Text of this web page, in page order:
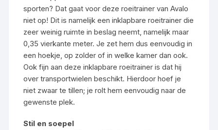
sporten? Dat gaat voor deze roeitrainer van Avalo
niet op! Dit is namelijk een inklapbare roeitrainer die
zeer weinig ruimte in beslag neemt, namelijk maar
0,35 vierkante meter. Je zet hem dus eenvoudig in
een hoekje, op zolder of in welke kamer dan ook.
Ook fijn aan deze inklapbare roeitrainer is dat hij
over transportwielen beschikt. Hierdoor hoef je
niet zwaar te tillen; je rolt hem eenvoudig naar de
gewenste plek.
Stil en soepel